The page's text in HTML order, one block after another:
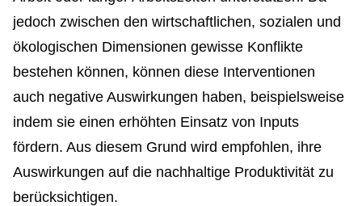
jedoch zwischen den wirtschaftlichen, sozialen und
ökologischen Dimensionen gewisse Konflikte
bestehen können, können diese Interventionen
auch negative Auswirkungen haben, beispielsweise
indem sie einen erhöhten Einsatz von Inputs
fördern. Aus diesem Grund wird empfohlen, ihre
Auswirkungen auf die nachhaltige Produktivität zu
berücksichtigen.